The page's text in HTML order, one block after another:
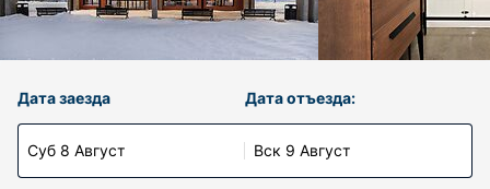
Дата заезда
Суб 8 Август
Дата отъезда:
Вск 9 Август